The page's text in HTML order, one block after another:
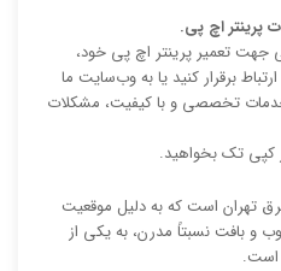
پرینتر اچ پی.
جهت تعمیر پرینتر اچ پی خود،
برقرار کنید یا به وب‌سایت ما
خدمات تخصصی و با کیفیت، مشکلات
کپی تک بخواهید.
تهران است که به دلیل موقعیت
و بافت نسبتاً مدرن، به یکی از
است.